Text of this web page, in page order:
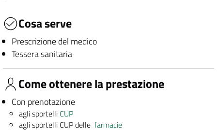
Cosa serve
Prescrizione del medico
Tessera sanitaria
Come ottenere la prestazione
Con prenotazione
agli sportelli CUP
agli sportelli CUP dellefarmacie